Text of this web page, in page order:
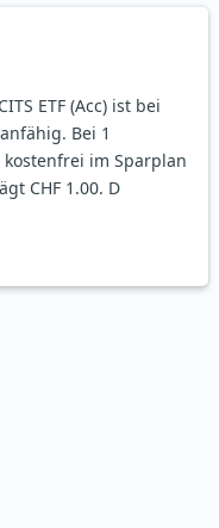
ETF (Acc) ist bei
Bei 1
im Sparplan
CHF 1.00. D